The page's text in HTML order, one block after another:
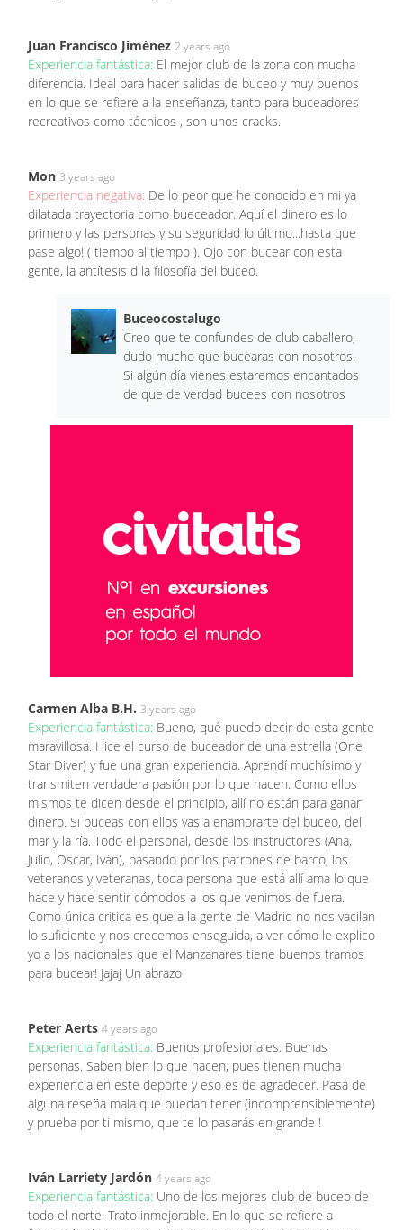
Juan Francisco Jiménez 2 years ago
Experiencia fantástica: El mejor club de la zona con mucha
diferencia. Ideal para hacer salidas de buceo y muy buenos
en lo que se refiere a la enseñanza, tanto para buceadores
recreativos como técnicos , son unos cracks.
Mon 3 years ago
Experiencia negativa: De lo peor que he conocido en mi ya
dilatada trayectoria como bueceador. Aquí el dinero es lo
primero y las personas y su seguridad lo último...hasta que
pase algo! ( tiempo al tiempo ). Ojo con bucear con esta
gente, la antítesis d la filosofía del buceo.
Buceocostalugo
Creo que te confundes de club caballero,
dudo mucho que bucearas con nosotros.
Si algún día vienes estaremos encantados
de que de verdad bucees con nosotros
Carmen Alba B.H. 3 years ago
Experiencia fantástica: Bueno, qué puedo decir de esta gente
maravillosa. Hice el curso de buceador de una estrella (One
Star Diver) y fue una gran experiencia. Aprendí muchísimo y
transmiten verdadera pasión por lo que hacen. Como ellos
mismos te dicen desde el principio, allí no están para ganar
dinero. Si buceas con ellos vas a enamorarte del buceo, del
mar y la ría. Todo el personal, desde los instructores (Ana,
Julio, Oscar, Iván), pasando por los patrones de barco, los
veteranos y veteranas, toda persona que está allí ama lo que
hace y hace sentir cómodos a los que venimos de fuera.
Como única critica es que a la gente de Madrid no nos vacilan
lo suficiente y nos crecemos enseguida, a ver cómo le explico
yo a los nacionales que el Manzanares tiene buenos tramos
para bucear! Jajaj Un abrazo
Peter Aerts 4 years ago
Experiencia fantástica: Buenos profesionales. Buenas
personas. Saben bien lo que hacen, pues tienen mucha
experiencia en este deporte y eso es de agradecer. Pasa de
alguna reseña mala que puedan tener (incomprensiblemente)
y prueba por ti mismo, que te lo pasarás en grande !
Iván Larriety Jardón 4 years ago
Experiencia fantástica: Uno de los mejores club de buceo de
todo el norte. Trato inmejorable. En lo que se refiere a